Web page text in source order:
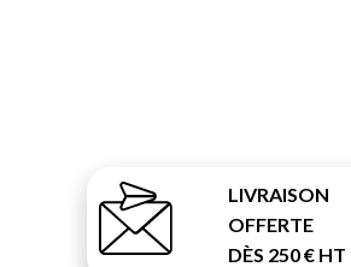
LIVRAISON
OFFERTE
DÈS 250 € HT